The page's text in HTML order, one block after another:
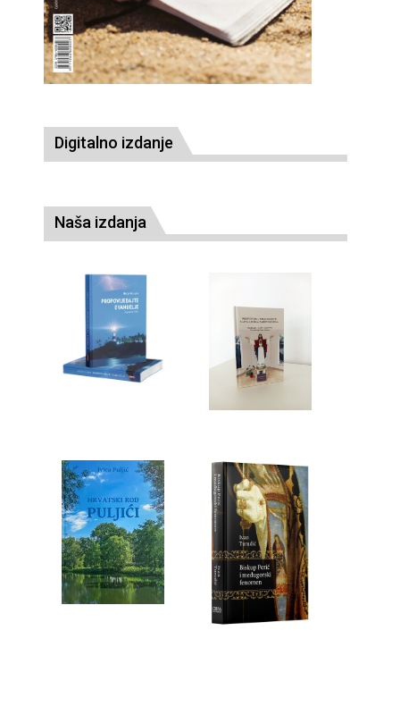
Digitalno izdanje
Naša izdanja